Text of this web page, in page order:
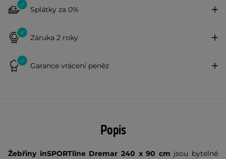
Splátky za 0%
Záruka 2 roky
Garance vrácení peněz
Popis
Žebřiny inSPORTline Dremar 240 x 90 cm jsou bytelné